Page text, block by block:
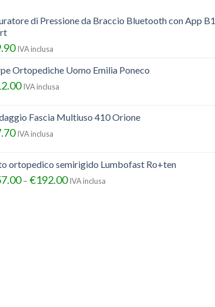
di Pressione da Braccio Bluetooth con App B1
IVA inclusa
Ortopediche Uomo Emilia Poneco
IVA inclusa
Fascia Multiuso 410 Orione
IVA inclusa
ortopedico semirigido Lumbofast Ro+ten
– €192.00 IVA inclusa